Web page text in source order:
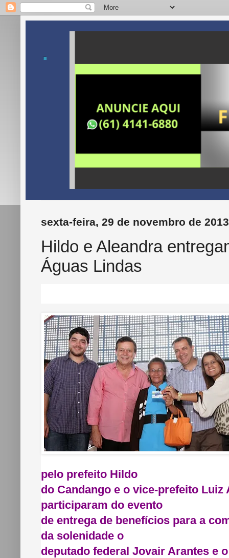
.
sexta-feira, 29 de novembro de 2013
Hildo e Aleandra
Águas Lindas
pelo prefeito Hildo
do Candango e o vice-prefeito
participaram do evento
de entrega de benefícios para a
da solenidade o
deputado federal Jovair Arantes e